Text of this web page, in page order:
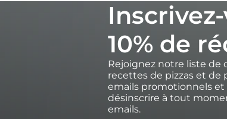
10% de
Rejoignez notre liste de
recettes de pizzas et de
emails promotionnels et
désinscrire à tout
emails.